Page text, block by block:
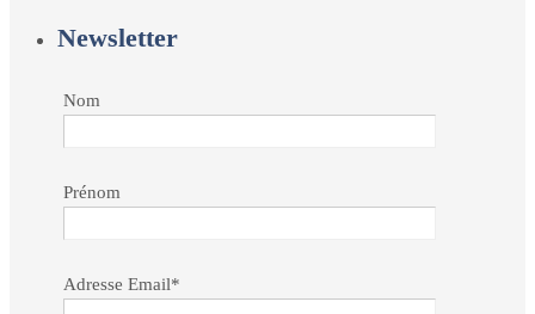
Newsletter
Nom
Prénom
Adresse Email*